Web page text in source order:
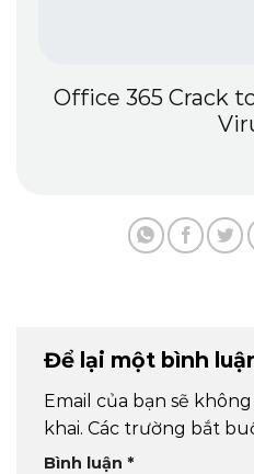
Office 365 Crack
Để lại một bình
Email của bạn sẽ
khai. Các trường bắt
Bình luận *